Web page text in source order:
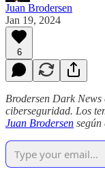
Juan Brodersen
Jan 19, 2024
6
Brodersen Dark News
ciberseguridad. Los
Juan Brodersen según